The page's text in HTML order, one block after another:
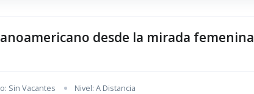
desde la mirada femenina
Sin Vacantes Nivel: A Distancia